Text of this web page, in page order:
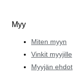
Myy
Miten myyn
Vinkit myyjille
Myyjän ehdot